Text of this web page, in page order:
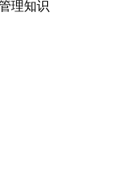
理知识